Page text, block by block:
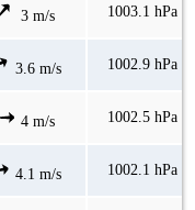
3 m/s 1003.1 hPa
3.6 m/s 1002.9 hPa
4 m/s 1002.5 hPa
4.1 m/s 1002.1 hPa